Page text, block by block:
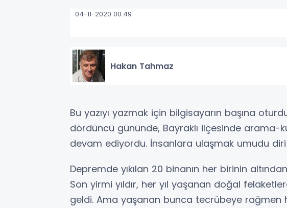
04-11-2020 00:49
Hakan Tahmaz
Bu yazıyı yazmak için bilgisayarın başına
dördüncü gününde, Bayraklı ilçesinde arama-
devam ediyordu. İnsanlara ulaşmak umudu diri
Depremde yıkılan 20 binanın her birinin
Son yirmi yıldır, her yıl yaşanan doğal
geldi. Ama yaşanan bunca tecrübeye